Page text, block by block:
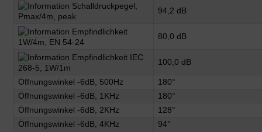
Schalldruckpegel,
Pmax/4m, peak
94,2 dB
Empfindlichkeit
1W/4m, EN 54-24
80,0 dB
Empfindlichkeit IEC
268-5, 1W/1m
100,0 dB
Öffnungswinkel -6dB, 500Hz
180°
Öffnungswinkel -6dB, 1KHz
180°
Öffnungswinkel -6dB, 2KHz
128°
Öffnungswinkel -6dB, 4KHz
94°